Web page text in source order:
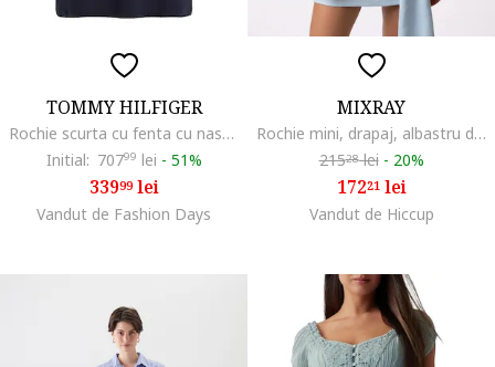
TOMMY HILFIGER
Rochie scurta cu fenta cu nasturi, Albastru ultramarin
Initial: 70799 lei - 51%
33999lei
Vandut de Fashion Days
MIXRAY
Rochie mini, drapaj, albastru deschis, poliester
21528lei - 20%
17221lei
Vandut de Hiccup